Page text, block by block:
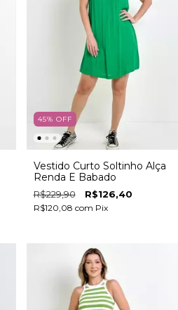
45% OFF
Vestido Curto Soltinho Alça
Renda E Babado
R$229,90 R$126,40
R$120,08 com Pix